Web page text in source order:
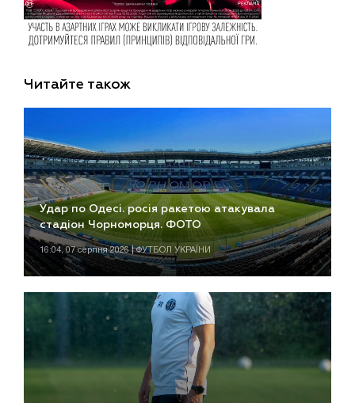
Читайте також
Удар по Одесі. росія ракетою атакувала
стадіон Чорноморця. ФОТО
16:04, 07 серпня 2026 | ФУТБОЛ УКРАЇНИ